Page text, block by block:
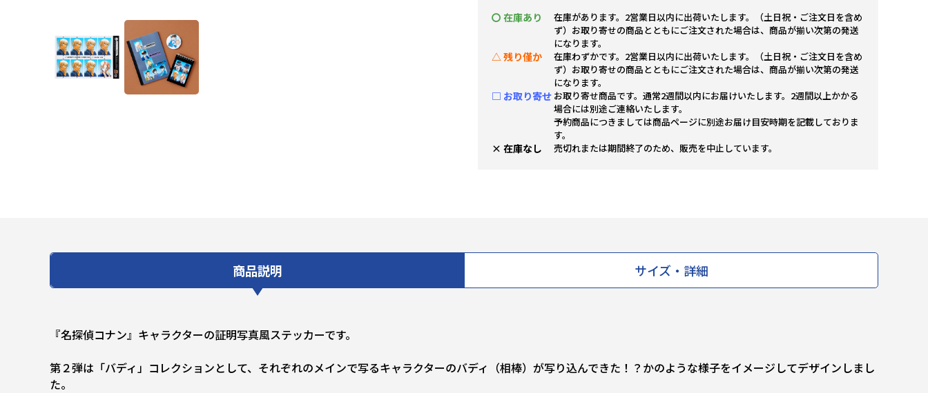
〇 在庫あり
在庫があります。2営業日以内に出荷いたします。（土日祝・ご注文日を含め
ず）お取り寄せの商品とともにご注文された場合は、商品が揃い次第の発送
になります。
△ 残り僅か
在庫わずかです。2営業日以内に出荷いたします。（土日祝・ご注文日を含め
ず）お取り寄せの商品とともにご注文された場合は、商品が揃い次第の発送
になります。
□ お取り寄せ お取り寄せ商品です。通常2週間以内にお届けいたします。2週間以上かかる
場合には別途ご連絡いたします。
予約商品につきましては商品ページに別途お届け目安時期を記載しておりま
す。
× 在庫なし 売切れまたは期間終了のため、販売を中止しています。
商品説明 サイズ・詳細
『名探偵コナン』キャラクターの証明写真風ステッカーです。
第２弾は「バディ」コレクションとして、それぞれのメインで写るキャラクターのバディ（相棒）が写り込んできた！？かのような様子をイメージしてデザインしまし
た。